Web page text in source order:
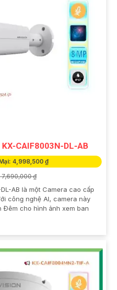
KX-CAIF8003N-DL-AB
4,998,500 ₫
7,690,000 ₫
AB là một Camera cao cấp
công nghệ AI, camera này
Đêm cho hình ảnh xem ban